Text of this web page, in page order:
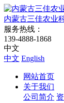
内蒙古三佳农业
服务热线：
139-4888-1868
中文
中文 English
网站首页
关于我们
公司简介